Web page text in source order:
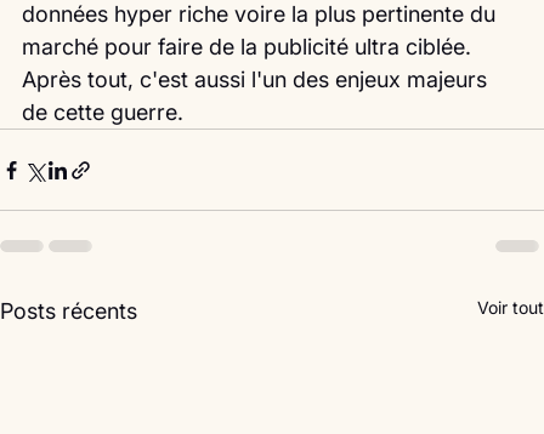
données hyper riche voire la plus pertinente du
marché pour faire de la publicité ultra ciblée.
Après tout, c'est aussi l'un des enjeux majeurs
de cette guerre.
Posts récents Voir tout